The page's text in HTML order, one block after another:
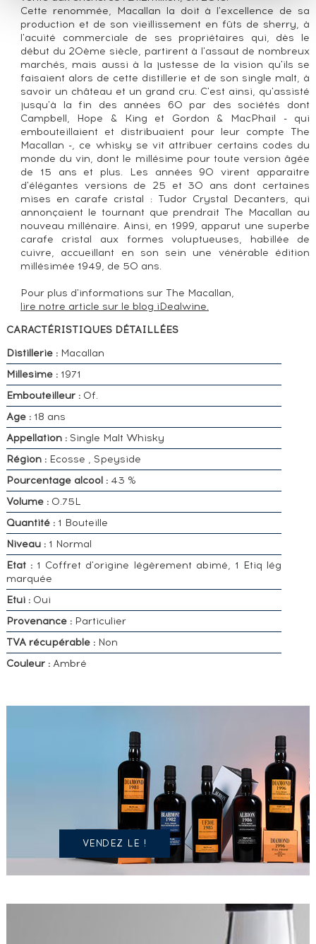
Cette renommée, Macallan la doit à l'excellence de sa
production et de son vieillissement en fûts de sherry, à
l'acuité commerciale de ses propriétaires qui, dès le
début du 20ème siècle, partirent à l'assaut de nombreux
marchés, mais aussi à la justesse de la vision qu'ils se
faisaient alors de cette distillerie et de son single malt, à
savoir un château et un grand cru. C'est ainsi, qu'assisté
jusqu'à la fin des années 60 par des sociétés dont
Campbell, Hope & King et Gordon & MacPhail - qui
embouteillaient et distribuaient pour leur compte The
Macallan -, ce whisky se vit attribuer certains codes du
monde du vin, dont le millésime pour toute version âgée
de 15 ans et plus. Les années 90 virent apparaitre
d'élégantes versions de 25 et 30 ans dont certaines
mises en carafe cristal : Tudor Crystal Decanters, qui
annonçaient le tournant que prendrait The Macallan au
nouveau millénaire. Ainsi, en 1999, apparut une superbe
carafe cristal aux formes voluptueuses, habillée de
cuivre, accueillant en son sein une vénérable édition
millésimée 1949, de 50 ans.
Pour plus d'informations sur The Macallan,
lire notre article sur le blog iDealwine.
CARACTÉRISTIQUES DÉTAILLÉES
Distillerie :Macallan
Millesime :1971
Embouteilleur :Of.
Age :18 ans
Appellation :Single Malt Whisky
Région : Ecosse , Speyside
Pourcentage alcool :43 %
Volume : 0.75L
Quantité :1 Bouteille
Niveau :1 Normal
Etat : 1 Coffret d'origine légèrement abimé, 1 Etiq lég
marquée
Etui :Oui
Provenance :Particulier
TVA récupérable :Non
Couleur :Ambré
POSSÉDEZ
SPIRITUEUX
IDENTIQUE
VENDEZ LE !